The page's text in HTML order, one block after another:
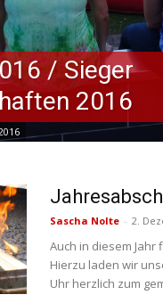
/ Sieger
2016
Sascha Nolte - 2.
Auch in diesem
Hierzu laden wir
Uhr herzlich zum